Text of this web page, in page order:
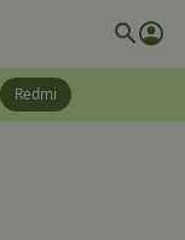
Redmi